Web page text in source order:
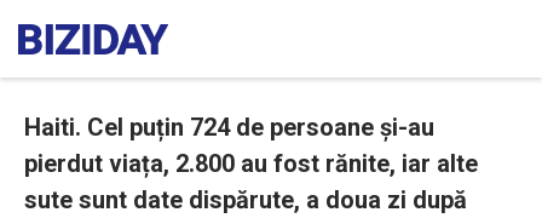
Haiti. Cel puțin 724 de persoane și-au
pierdut viața, 2.800 au fost rănite, iar alte
sute sunt date dispărute, a doua zi după